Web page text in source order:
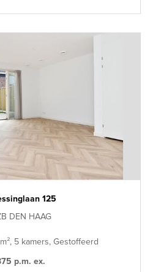
125
DEN HAAG
5 kamers, Gestoffeerd
p.m. ex.